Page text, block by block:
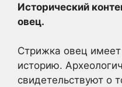
Исторический
овец.
Стрижка овец
историю.
свидетельствуют о